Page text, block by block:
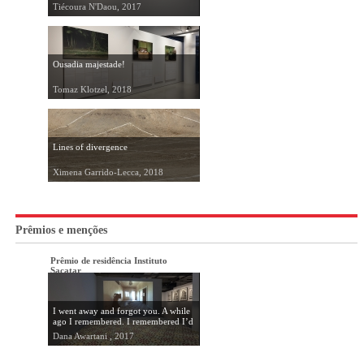
Tiécoura N'Daou, 2017
Ousadia majestade!
Tomaz Klotzel, 2018
Lines of divergence
Ximena Garrido-Lecca, 2018
Prêmios e menções
Prêmio de residência Instituto
Sacatar
I went away and forgot you. A while
ago I remembered. I remembered I’d
forgotten you. I was dreaming.
Dana Awartani , 2017